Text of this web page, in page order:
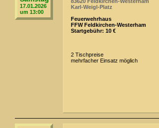
17.01.2026
um 13:00
Karl-Weigl-Platz
Feuerwehrhaus
FFW Feldkirchen-Westerham
Startgebühr: 10 €
2 Tischpreise
mehrfacher Einsatz möglich